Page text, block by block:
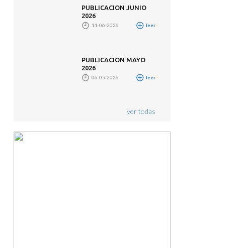
PUBLICACION JUNIO
2026
11-06-2026 leer
PUBLICACION MAYO
2026
06-05-2026 leer
ver todas